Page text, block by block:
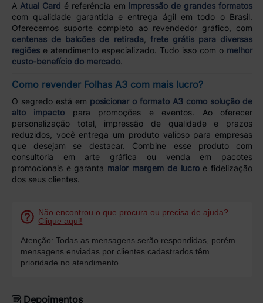
A Atual Card é referência em impressão de grandes formatos
com qualidade garantida e entrega ágil em todo o Brasil.
Oferecemos suporte completo ao revendedor gráfico, com
centenas de balcões de retirada, frete grátis para diversas
regiõese atendimento especializado. Tudo isso com o melhor
custo-benefício do mercado.
Como revender Folhas A3 com mais lucro?
O segredo está em posicionar o formato A3 como solução de
alto impacto para promoções e eventos. Ao oferecer
personalização total, impressão de qualidade e prazos
reduzidos, você entrega um produto valioso para empresas
que desejam se destacar. Combine esse produto com
consultoria em arte gráfica ou venda em pacotes
promocionais e garanta maior margem de lucroe fidelização
dos seus clientes.
Não encontrou o que procura ou precisa de ajuda?
Clique aqui!
Atenção: Todas as mensagens serão respondidas, porém
mensagens enviadas por clientes cadastrados têm
prioridade no atendimento.
Depoimentos